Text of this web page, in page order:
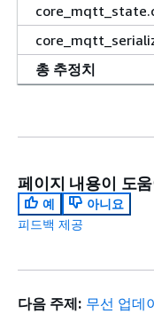
총 추정치
페이지 내용이 도
예
아니요
피드백 제공
다음 주제: 무선 업데